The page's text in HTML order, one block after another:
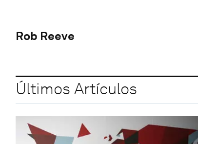
Rob Reeve
Últimos Artículos